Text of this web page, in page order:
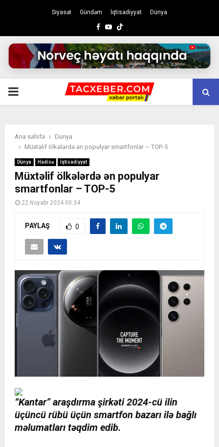
Siyasət Gündəm İqtisadiyyat Dünya
Facebook
Youtube
PRIMARY
Ana səhifə
Dünya
Müxtəlif ölkələrdə ən populyar smartfonlar – TOP-5
Dünya Hadisə İqtisadiyyat
Müxtəlif ölkələrdə ən populyar
smartfonlar – TOP-5
22 Noyabr 2024 00:34
PAYLAŞ 0
“Kantar” araşdırma şirkəti 2024-cü ilin
üçüncü rübü üçün smartfon bazarı ilə bağlı
məlumatları təqdim edib.